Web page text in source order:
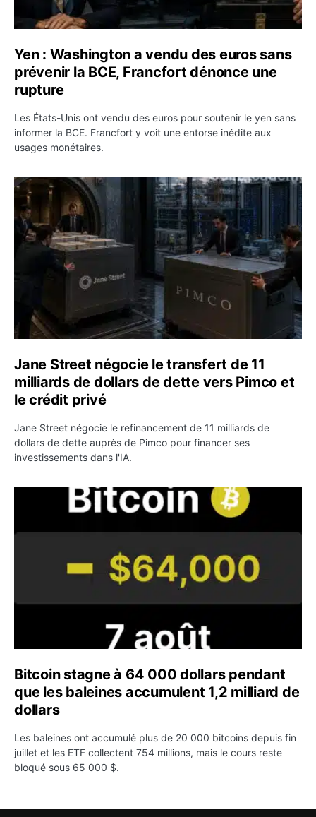
Yen : Washington a vendu des euros sans
prévenir la BCE, Francfort dénonce une
rupture
Les États-Unis ont vendu des euros pour soutenir le yen sans
informer la BCE. Francfort y voit une entorse inédite aux
usages monétaires.
Jane Street négocie le transfert de 11 milliards de
Jane Street négocie le transfert de 11
milliards de dollars de dette vers Pimco et
le crédit privé
Jane Street négocie le refinancement de 11 milliards de
dollars de dette auprès de Pimco pour financer ses
investissements dans l'IA.
Bitcoin stagne à 64 000 dollars pendant que les
Bitcoin stagne à 64 000 dollars pendant
que les baleines accumulent 1,2 milliard de
dollars
Les baleines ont accumulé plus de 20 000 bitcoins depuis fin
juillet et les ETF collectent 754 millions, mais le cours reste
bloqué sous 65 000 $.